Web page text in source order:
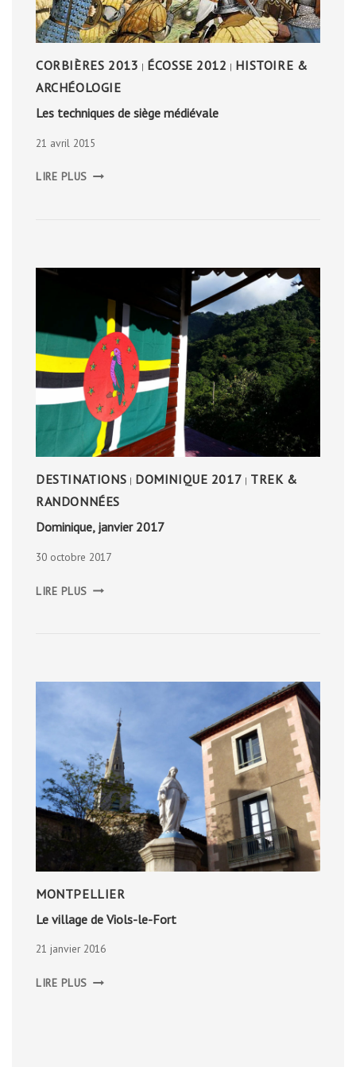
CORBIÈRES 2013 | ÉCOSSE 2012 | HISTOIRE &
ARCHÉOLOGIE
Les techniques de siège médiévale
21 avril 2015
LIRE PLUS TECHNIQUES
DESTINATIONS | DOMINIQUE 2017 | TREK &
RANDONNÉES
Dominique, janvier 2017
30 octobre 2017
LIRE PLUS JANVIER
MONTPELLIER
Le village de Viols-le-Fort
21 janvier 2016
LIRE PLUS VILLAGE